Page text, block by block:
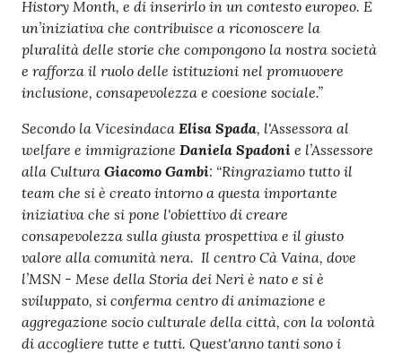
History Month, e di inserirlo in un contesto europeo. È
un’iniziativa che contribuisce a riconoscere la
pluralità delle storie che compongono la nostra società
e rafforza il ruolo delle istituzioni nel promuovere
inclusione, consapevolezza e coesione sociale.”
Secondo la Vicesindaca Elisa Spada, l'Assessora al
welfare e immigrazione Daniela Spadonie l’Assessore
alla CulturaGiacomo Gambi: “Ringraziamo tutto il
team che si è creato intorno a questa importante
iniziativa che si pone l'obiettivo di creare
consapevolezza sulla giusta prospettiva e il giusto
valore alla comunità nera. Il centro Cà Vaina, dove
l’MSN - Mese della Storia dei Neri è nato e si è
sviluppato, si conferma centro di animazione e
aggregazione socio culturale della città, con la volontà
di accogliere tutte e tutti. Quest'anno tanti sono i